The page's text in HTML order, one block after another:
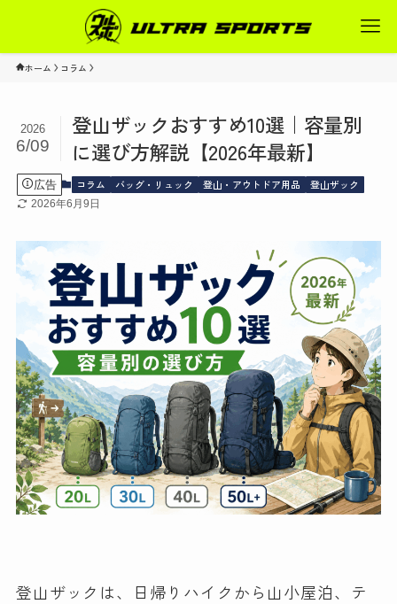
ホーム コラム
登山ザックおすすめ10選｜容量別
に選び方解説【2026年最新】
2026
6/09
広告 コラム バッグ・リュック 登山・アウトドア用品 登山ザック
2026年6月9日
登山ザックは、日帰りハイクから山小屋泊、テ